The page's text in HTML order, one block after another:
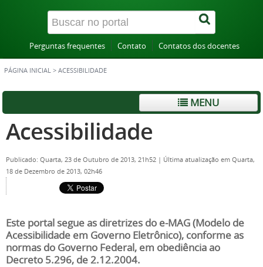
Perguntas frequentes Contato Contatos dos docentes
PÁGINA INICIAL > ACESSIBILIDADE
MENU
Acessibilidade
Publicado: Quarta, 23 de Outubro de 2013, 21h52 | Última atualização em Quarta,
18 de Dezembro de 2013, 02h46
Este portal segue as diretrizes do e-MAG (Modelo de
Acessibilidade em Governo Eletrônico), conforme as
normas do Governo Federal, em obediência ao
Decreto 5.296, de 2.12.2004.